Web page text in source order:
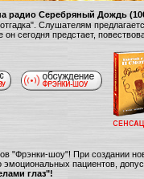
радио Серебряный Дождь
Слушателям
сегодня предстает,
"Фрэнки-шоу"! При создании
пациентов,
глаз"!